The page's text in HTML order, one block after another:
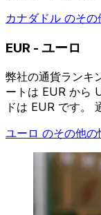
カナダドル のその
EUR - ユーロ
弊社の通貨ランキ
ートは EUR から
ドは EUR です。
ユーロ のその他の